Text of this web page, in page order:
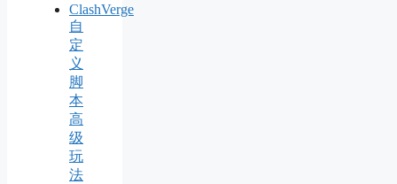
ClashVerge
自
定
义
脚
本
高
级
玩
法